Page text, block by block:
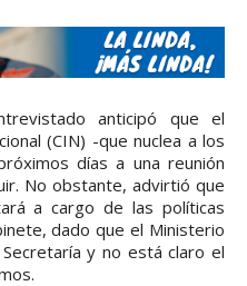
anticipó que el
(CIN) -que nuclea a los
días a una reunión
No obstante, advirtió que
a cargo de las políticas
dado que el Ministerio
y no está claro el